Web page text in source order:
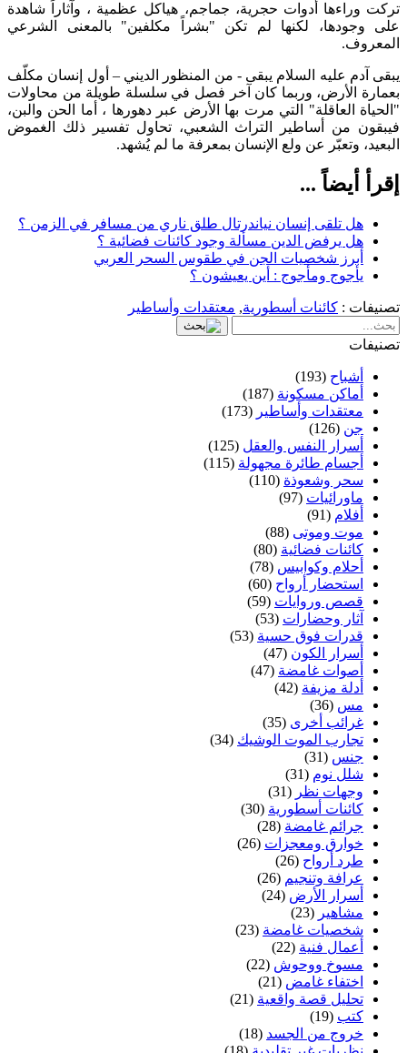
تركت وراءها أدوات حجرية، جماجم، هياكل عظمية ، وآثاراً شاهدة
على وجودها، لكنها لم تكن "بشراً مكلفين" بالمعنى الشرعي
المعروف.
يبقى آدم عليه السلام يبقى - من المنظور الديني – أول إنسان مكلّف
بعمارة الأرض، وربما كان آخر فصل في سلسلة طويلة من محاولات
"الحياة العاقلة" التي مرت بها الأرض عبر دهورها ، أما الحن والبن،
فيبقون من أساطير التراث الشعبي، تحاول تفسير ذلك الغموض
البعيد، وتعبّر عن ولع الإنسان بمعرفة ما لم يُشهد.
إقرأ أيضاً ...
هل تلقى إنسان نياندرتال طلق ناري من مسافر في الزمن ؟
هل يرفض الدين مسألة وجود كائنات فضائية ؟
أبرز شخصيات الجن في طقوس السحر العربي
يأجوج ومأجوج : أين يعيشون ؟
تصنيفات : كائنات أسطورية, معتقدات وأساطير
تصنيفات
أشباح (193)
أماكن مسكونة (187)
معتقدات وأساطير (173)
جن (126)
أسرار النفس والعقل (125)
أجسام طائرة مجهولة (115)
سحر وشعوذة (110)
ماورائيات (97)
أفلام (91)
موت وموتى (88)
كائنات فضائية (80)
أحلام وكوابيس (78)
استحضار أرواح (60)
قصص وروايات (59)
آثار وحضارات (53)
قدرات فوق حسية (53)
أسرار الكون (47)
أصوات غامضة (47)
أدلة مزيفة (42)
مس (36)
غرائب أخرى (35)
تجارب الموت الوشيك (34)
جنس (31)
شلل نوم (31)
وجهات نظر (31)
كائنات أسطورية (30)
جرائم غامضة (28)
خوارق ومعجزات (26)
طرد أرواح (26)
عرافة وتنجيم (26)
أسرار الأرض (24)
مشاهير (23)
شخصيات غامضة (23)
أعمال فنية (22)
مسوخ ووحوش (22)
اختفاء غامض (21)
تحليل قصة واقعية (21)
كتب (19)
خروج من الجسد (18)